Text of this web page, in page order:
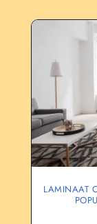
LAMINAAT